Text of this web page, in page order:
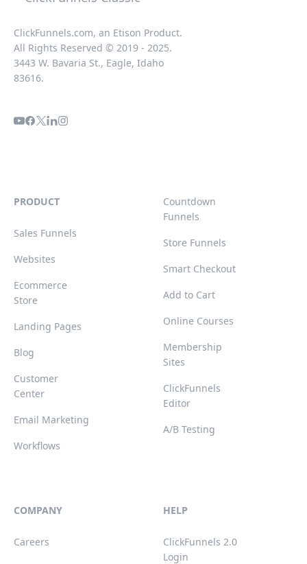
ClickFunnels.com, an Etison Product.
All Rights Reserved © 2019 - 2025.
3443 W. Bavaria St., Eagle, Idaho
83616.
PRODUCT
Sales Funnels
Websites
Ecommerce
Store
Landing Pages
Blog
Customer
Center
Email Marketing
Workflows
Countdown
Funnels
Store Funnels
Smart Checkout
Add to Cart
Online Courses
Membership
Sites
ClickFunnels
Editor
A/B Testing
COMPANY
Careers
HELP
ClickFunnels 2.0
Login